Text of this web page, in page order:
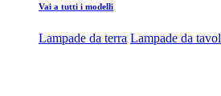
Vai a tutti i modelli
Lampade da terra Lampade da